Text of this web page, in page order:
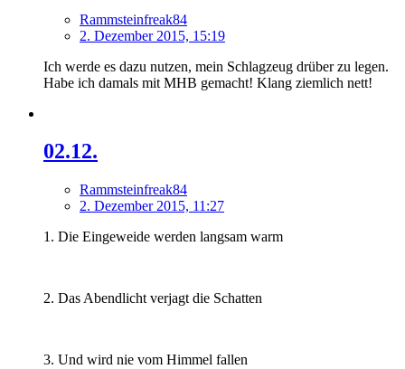
Rammsteinfreak84
2. Dezember 2015, 15:19
Ich werde es dazu nutzen, mein Schlagzeug drüber zu legen.
Habe ich damals mit MHB gemacht! Klang ziemlich nett!
02.12.
Rammsteinfreak84
2. Dezember 2015, 11:27
1. Die Eingeweide werden langsam warm
2. Das Abendlicht verjagt die Schatten
3. Und wird nie vom Himmel fallen